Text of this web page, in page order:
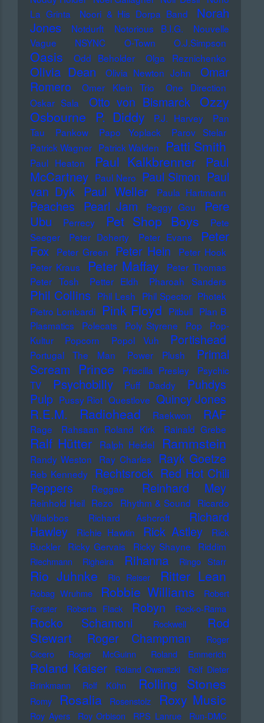
La Grinta
Noori & His Dorpa Band
Norah
Jones
Notdurft Notorious B.I.G.
Nouvelle
Vague
NSYNC O-Town O.J.Simpson
Oasis Odd Beholder Olga Reznichenko
Olivia Dean Olivia Newton John
Omar
Romero
Omer Klein Trio
One Direction
Oskar Sala
Otto von Bismarck Ozzy
Osbourne
P. Diddy P.J. Harvey
Pan
Tau
Pankow Papo Yoplack
Parov Stelar
Patrick Wagner Patrick Walden Patti Smith
Paul Heaton Paul Kalkbrenner
Paul
McCartney Paul Nero Paul Simon Paul
van Dyk Paul Weller Paula Hartmann
Peaches Pearl Jam Peggy Gou
Pere
Ubu
Perrecy Pet Shop Boys
Pete
Seeger
Peter Doherty Peter Evans
Peter
Fox
Peter Green Peter Hein
Peter Hook
Peter Kraus
Peter Maffay
Peter Thomas
Peter Tosh
Petter Eldh Pharoah Sanders
Phil Collins Phil Lesh Phil Spector Photek
Pietro Lombardi
Pink Floyd Pitbull Plan B
Plasmatics
Polecats Poly Styrene Pop
Pop-
Kultur
Popcorn Popol Vuh Portishead
Portugal The Man Power Plush
Primal
Scream
Prince Priscilla Presley
Psychic
TV
Psychobilly Puff Daddy
Puhdys
Pulp Pussy Riot Questlove Quincy Jones
R.E.M. Radiohead Raekwon RAF
Rage Rahsaan Roland Kirk Rainald Grebe
Ralf Hütter Ralph Heidel Rammstein
Randy Weston Ray Charles Rayk Goetze
Reb Kennedy Rechtsrock Red Hot Chili
Peppers
Reggae Reinhard Mey
Reinhold Heil Rezo Rhythm & Sound Ricardo
Villalobos
Richard Ashcroft
Richard
Hawley
Richie Hawtin Rick Astley
Rick
Buckler
Ricky Gervais Ricky Shayne Riddim
Riechmann Righeira Rihanna Ringo Starr
Rio Juhnke Rio Reiser Ritter Lean
Robag Wruhme Robbie Williams
Robert
Forster
Roberta Flack Robyn Rock-o-Rama
Rocko Schamoni Rockwell
Rod
Stewart
Roger Champman
Roger
Cicero
Roger McGuinn Roland Emmerich
Roland Kaiser Roland Owsnitzki
Rolf Dieter
Brinkmann
Rolf Kühn Rolling Stones
Romy Rosalia Rosenstolz Roxy Music
Roy Ayers Roy Orbison RPS Lanrue
Run-DMC